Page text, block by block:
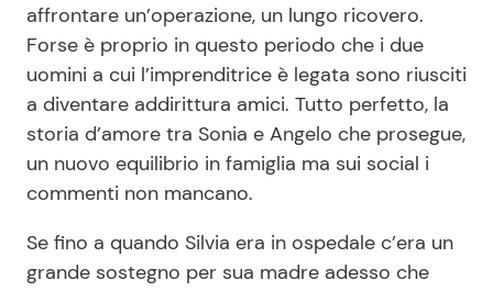
affrontare un’operazione, un lungo ricovero.
Forse è proprio in questo periodo che i due
uomini a cui l’imprenditrice è legata sono riusciti
a diventare addirittura amici. Tutto perfetto, la
storia d’amore tra Sonia e Angelo che prosegue,
un nuovo equilibrio in famiglia ma sui social i
commenti non mancano.
Se fino a quando Silvia era in ospedale c’era un
grande sostegno per sua madre adesso che